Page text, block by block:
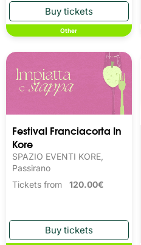
Other
Festival Franciacorta In
Kore
SPAZIO EVENTI KORE,
Passirano
Tickets from 120.00€